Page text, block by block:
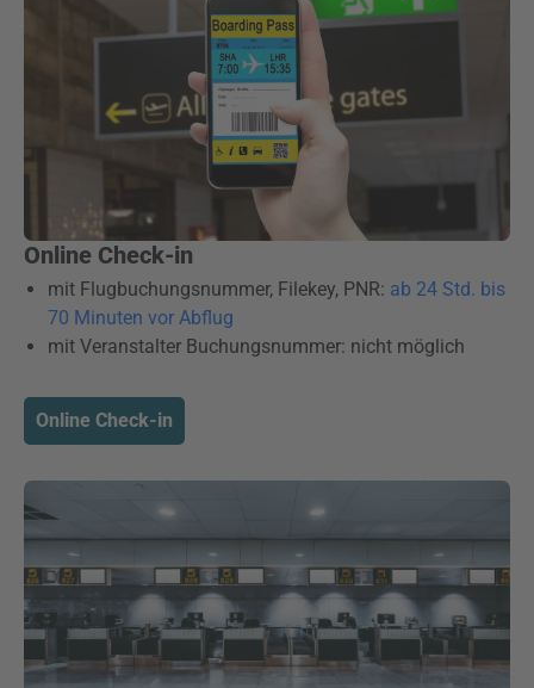
Online Check-in
mit Flugbuchungsnummer, Filekey, PNR: ab 24 Std. bis
70 Minuten vor Abflug
mit Veranstalter Buchungsnummer: nicht möglich
Online Check-in